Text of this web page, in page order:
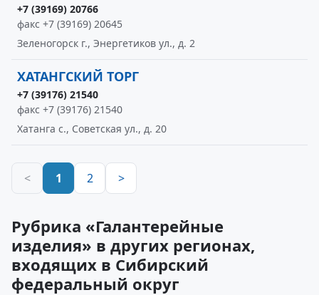
+7 (39169) 20766
факс +7 (39169) 20645
Зеленогорск г., Энергетиков ул., д. 2
ХАТАНГСКИЙ ТОРГ
+7 (39176) 21540
факс +7 (39176) 21540
Хатанга с., Советская ул., д. 20
< 1 2 >
Рубрика «Галантерейные
изделия» в других регионах,
входящих в Сибирский
федеральный округ